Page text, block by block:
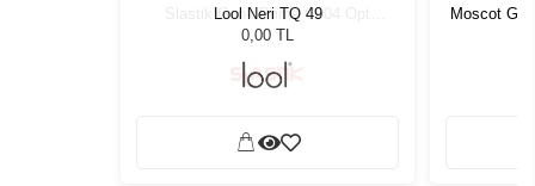
Lool Neri TQ 49
0,00 TL
Moscot